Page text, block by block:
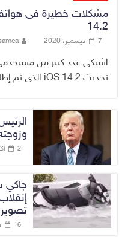
14.2
7 ديسمبر، 2020
اشتكى عدد كبير من
تحديث iOS 14.2 الذى تم إطلاقه منذ عدة أيام، بأن
2 أكتوبر، 2020
جاكي
16 سبتمبر، 2020